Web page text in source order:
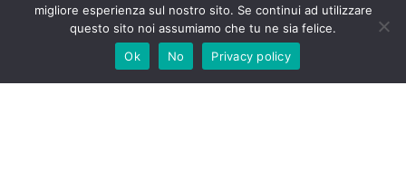
migliore esperienza sul nostro sito. Se continui ad utilizzare
questo sito noi assumiamo che tu ne sia felice.
Ok
No Privacy policy